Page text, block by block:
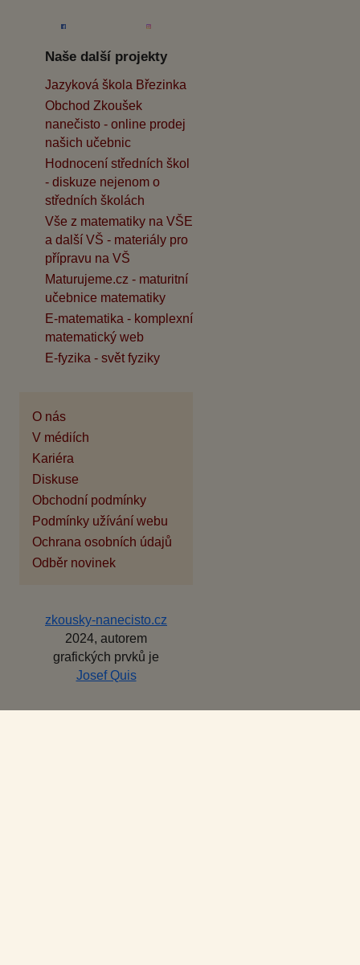
Naše další projekty
Jazyková škola Březinka
Obchod Zkoušek
nanečisto - online prodej
našich učebnic
Hodnocení středních škol
- diskuze nejenom o
středních školách
Vše z matematiky na VŠE
a další VŠ - materiály pro
přípravu na VŠ
Maturujeme.cz - maturitní
učebnice matematiky
E-matematika - komplexní
matematický web
E-fyzika - svět fyziky
O nás
V médiích
Kariéra
Diskuse
Obchodní podmínky
Podmínky užívání webu
Ochrana osobních údajů
Odběr novinek
zkousky-nanecisto.cz
2024, autorem
grafických prvků je
Josef Quis